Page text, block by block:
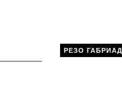
РЕЗО